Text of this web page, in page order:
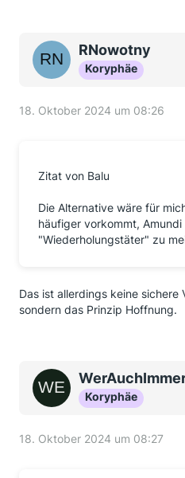
RNowotny
Koryphäe
18. Oktober 2024 um 08:26
Zitat von Balu
Die Alternative wäre für
häufiger vorkommt,
"Wiederholungstäter" zu
Das ist allerdings keine sichere
sondern das Prinzip Hoffnung.
Koryphäe
18. Oktober 2024 um 08:27